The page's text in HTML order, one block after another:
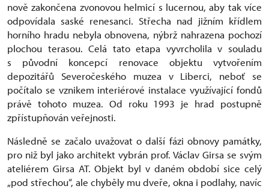
nově zakončena zvonovou helmicí s lucernou, aby tak více
odpovídala saské renesanci. Střecha nad jižním křídlem
horního hradu nebyla obnovena, nýbrž nahrazena pochozí
plochou terasou. Celá tato etapa vyvrcholila v souladu
s původní koncepcí renovace objektu vytvořením
depozitářů Severočeského muzea v Liberci, neboť se
počítalo se vznikem interiérové instalace využívající fondů
právě tohoto muzea. Od roku 1993 je hrad postupně
zpřístupňován veřejnosti.
Následně se začalo uvažovat o další fázi obnovy památky,
pro niž byl jako architekt vybrán prof. Václav Girsa se svým
ateliérem Girsa AT. Objekt byl v daném období sice celý
„pod střechou“, ale chyběly mu dveře, okna i podlahy, navíc